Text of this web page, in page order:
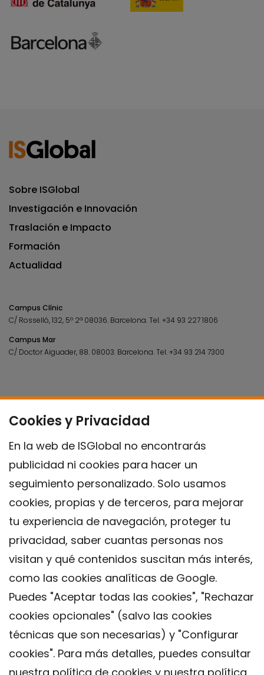
Cookies y Privacidad
En la web de ISGlobal no encontrarás
publicidad ni cookies para hacer un
seguimiento personalizado. Solo usamos
cookies, propias y de terceros, para mejorar
tu experiencia de navegación, proteger tu
privacidad, saber cuantas personas nos
visitan y qué contenidos suscitan más interés,
como las cookies analíticas de Google.
Puedes "Aceptar todas las cookies", "Rechazar
cookies opcionales" (salvo las cookies
técnicas que son necesarias) y "Configurar
cookies". Para más detalles, puedes consultar
nuestra política de cookies y nuestra política
Sobre ISGlobal
Investigación e Innovación
Traslación e Impacto
Formación
Actualidad
Campus Clínic
C/ Rosselló, 132, 5º 2ª 08036. Barcelona.Tel.+34 93 227 1806
Campus Mar
C/ Doctor Aiguader, 88. 08003. Barcelona.Tel.+34 93 214 7300
Contacto